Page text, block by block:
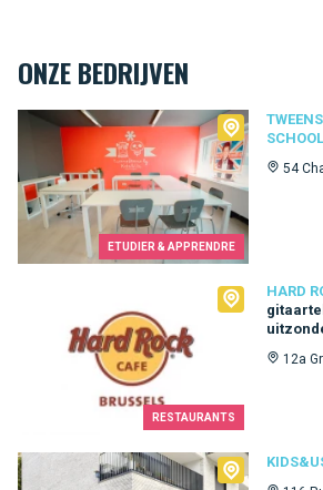
ONZE BEDRIJVEN
ETUDIER & APPRENDRE
54
Tweens&Teens language school
RESTAURANTS
HARD
12a
Kids&Us Reyers-Meiser